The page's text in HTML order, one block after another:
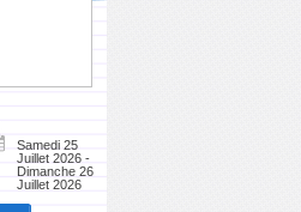
Samedi 25
Juillet 2026 -
Dimanche 26
Juillet 2026